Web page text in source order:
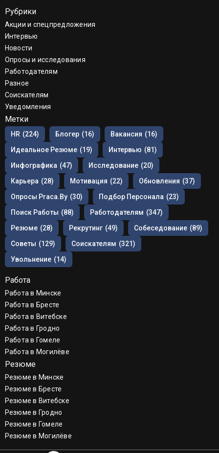
Рубрики
Акции и спецпредложения
Интервью
Новости
Опросы и исследования
Работодателям
Разное
Соискателям
Уведомления
Метки
HR (224) Блогер (16) Вакансия (16)
Идеальное Резюме (19) Интервью (81)
Инфографика (47) Исследование (20)
Карьера (28) Мотивация (22) Обновления (37)
Опросы Praca.by (30) Подбор Персонала (23)
Поиск Работы (88) Работодателям (347)
Резюме (28) Рекрутинг (49) Собеседование (89)
Советы (129) Соискателям (321)
Увольнение (14)
Работа
Работа в Минске
Работа в Бресте
Работа в Витебске
Работа в Гродно
Работа в Гомеле
Работа в Могилёве
Резюме
Резюме в Минске
Резюме в Бресте
Резюме в Витебске
Резюме в Гродно
Резюме в Гомеле
Резюме в Могилёве